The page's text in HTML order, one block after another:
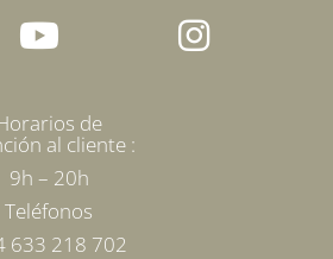
de
al cliente :
9h – 20h
Teléfonos
633 218 702